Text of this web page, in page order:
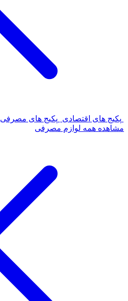
پکیج های اقتصادی پکیج های مصرفی
مشاهده همه لوازم مصرفی